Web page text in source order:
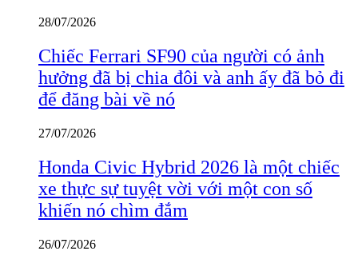
28/07/2026
Chiếc Ferrari SF90 của người có ảnh
hưởng đã bị chia đôi và anh ấy đã bỏ đi
để đăng bài về nó
27/07/2026
Honda Civic Hybrid 2026 là một chiếc
xe thực sự tuyệt vời với một con số
khiến nó chìm đắm
26/07/2026